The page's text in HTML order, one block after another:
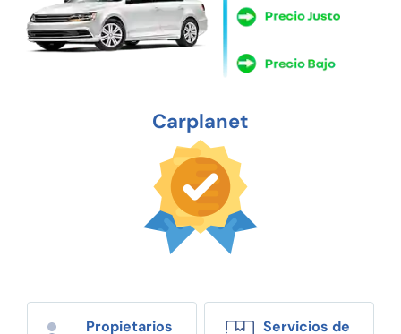
Carplanet
Propietarios Servicios de